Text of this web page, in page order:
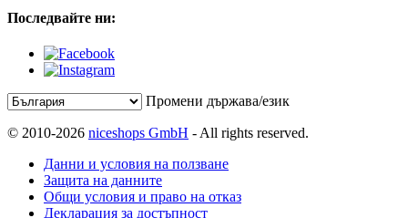
Последвайте ни:
Промени държава/език
© 2010-2026 niceshops GmbH - All rights reserved.
Данни и условия на ползване
Защита на данните
Общи условия и право на отказ
Декларация за достъпност